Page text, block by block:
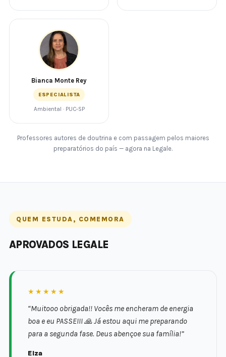
Bianca Monte Rey
ESPECIALISTA
Ambiental · PUC-SP
Professores autores de doutrina e com passagem pelos maiores
preparatórios do país — agora na Legale.
QUEM ESTUDA, COMEMORA
APROVADOS LEGALE
★★★★★
“Muitooo obrigada!! Vocês me encheram de energia
boa e eu PASSEIII 🙏 Já estou aqui me preparando
para a segunda fase. Deus abençoe sua família!”
Elza